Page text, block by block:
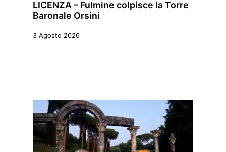
LICENZA – Fulmine colpisce la Torre
Baronale Orsini
3 Agosto 2026